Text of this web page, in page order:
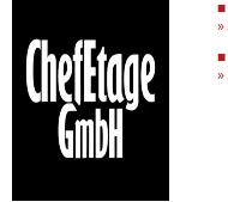
■
»
■
»